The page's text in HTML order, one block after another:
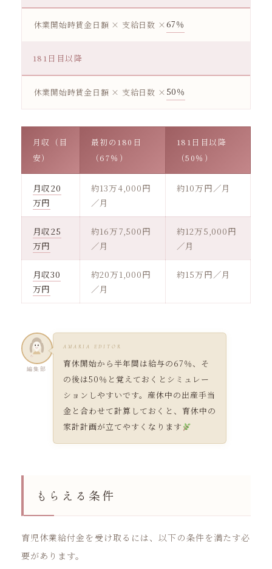
休業開始時賃金日額 × 支給日数 ×67％
181日目以降
休業開始時賃金日額 × 支給日数 × 50％
月収（目
安）
最初の180日
（67％）
181日目以降
（50％）
月収20
万円
約13万4,000円
／月
約10万円／月
月収25
万円
約16万7,500円
／月
約12万5,000円
／月
月収30
万円
約20万1,000円
／月
約15万円／月
編集部
AMARIA EDITOR
育休開始から半年間は給与の67％、そ
の後は50％と覚えておくとシミュレー
ションしやすいです。産休中の出産手当
金と合わせて計算しておくと、育休中の
家計計画が立てやすくなります
もらえる条件
育児休業給付金を受け取るには、以下の条件を満たす必
要があります。